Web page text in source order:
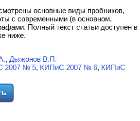
основные виды пробников,
с современными (в основном,
Полный текст статьи доступен в
ниже.
, Дьяконов В.П.
2007 № 5, КИПиС 2007 № 6, КИПиС